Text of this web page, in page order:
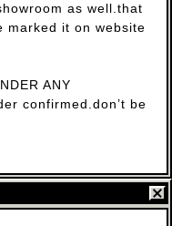
as well.that
marked it on website
ANY
confirmed.don’t be